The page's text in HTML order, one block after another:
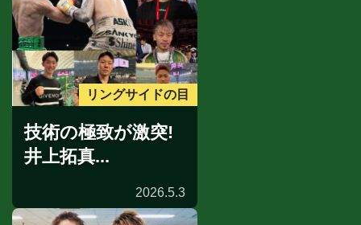
リングサイドの目
技術の極致が激突!
井上拓真...
2026.5.3